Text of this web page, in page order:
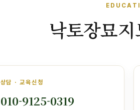
낙토장묘
상담 · 교육신청
010-9125-0319